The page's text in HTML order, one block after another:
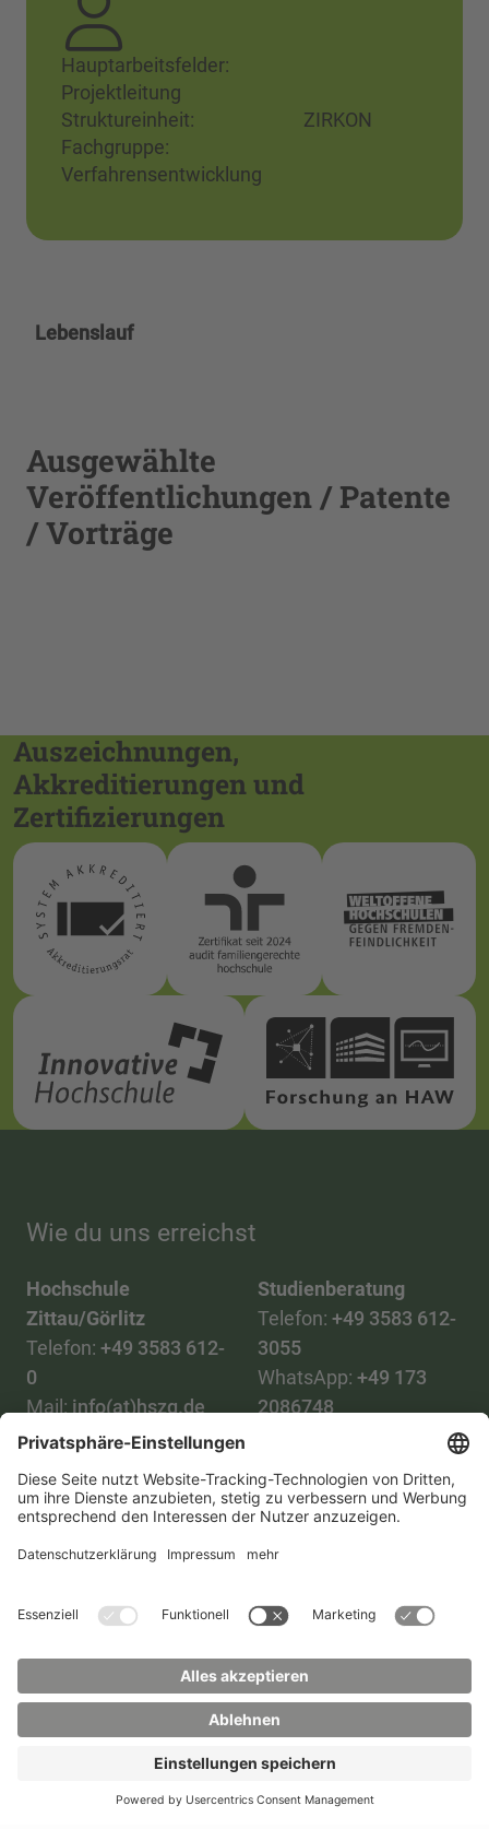
Hauptarbeitsfelder:
Projektleitung
Struktureinheit: ZIRKON
Fachgruppe:
Verfahrensentwicklung
Lebenslauf
Ausgewählte
Veröffentlichungen / Patente
/ Vorträge
Auszeichnungen,
Akkreditierungen und
Zertifizierungen
Wie du uns erreichst
Hochschule
Zittau/Görlitz
Telefon: +49 3583 612-
0
Mail: info(at)hszg.de
Studienberatung
Telefon: +49 3583 612-
3055
WhatsApp: +49 173
2086748
Alle StudiengängeDatenschutz
ImpressumBarrierefreiheitPresse